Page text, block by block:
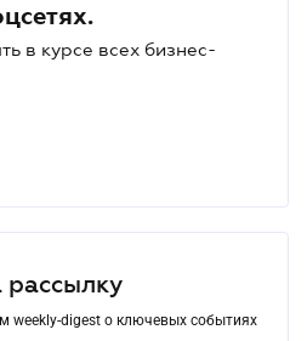
в курсе всех бизнес-
weekly-digest о ключевых событиях